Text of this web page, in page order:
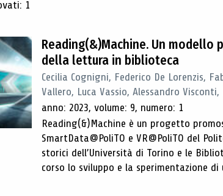
di ricerca
1
Reading(&)Machine. Un
della lettura in biblioteca
Cecilia Cognigni, Federico De Lorenzis,
Vallero, Luca Vassio, Alessandro
anno: 2023, volume: 9, numero: 1
Reading(&)Machine è un progetto
SmartData@PoliTO e VR@PoliTO del
storici dell’Università di Torino e le
corso lo sviluppo e la sperimentazione